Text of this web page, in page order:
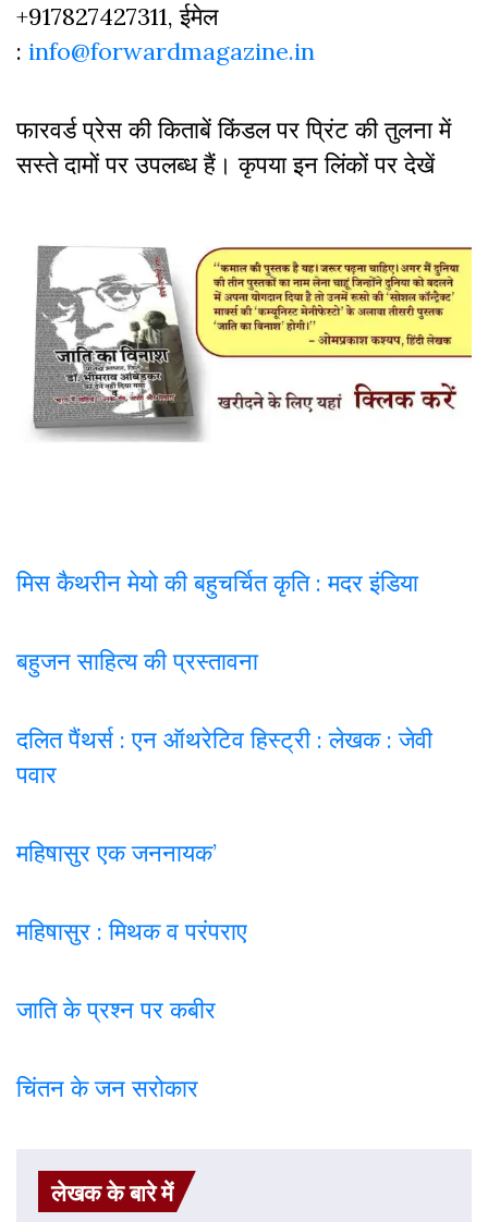
+917827427311, ईमेल
: info@forwardmagazine.in
फारवर्ड प्रेस की किताबें किंडल पर प्रिंट की तुलना में
सस्ते दामों पर उपलब्ध हैं। कृपया इन लिंकों पर देखें
मिस कैथरीन मेयो की बहुचर्चित कृति : मदर इंडिया
बहुजन साहित्य की प्रस्तावना
दलित पैंथर्स : एन ऑथरेटिव हिस्ट्री : लेखक : जेवी
पवार
महिषासुर एक जननायक’
महिषासुर : मिथक व परंपराए
जाति के प्रश्न पर कबीर
चिंतन के जन सरोकार
लेखक के बारे में